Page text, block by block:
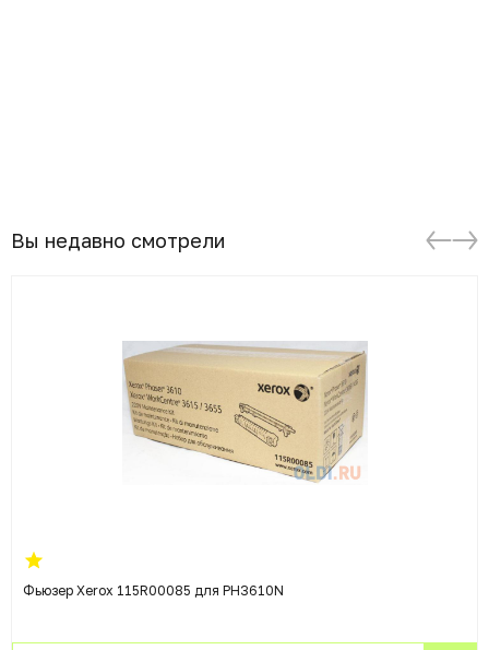
Вы недавно смотрели
Фьюзер Xerox 115R00085 для PH3610N